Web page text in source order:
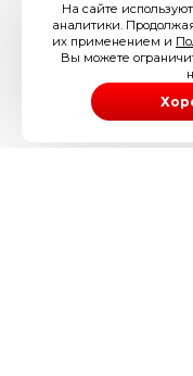
На сайте
аналитики.
их применением и
Вы можете